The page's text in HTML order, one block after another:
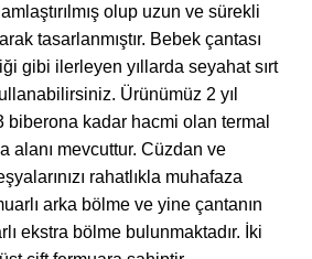
olup uzun ve sürekli
tasarlanmıştır. Bebek çantası
gibi ilerleyen yıllarda seyahat sırt
Ürünümüz 2 yıl
biberona kadar hacmi olan termal
alanı mevcuttur. Cüzdan ve
rahatlıkla muhafaza
arka bölme ve yine çantanın
ekstra bölme bulunmaktadır. İki